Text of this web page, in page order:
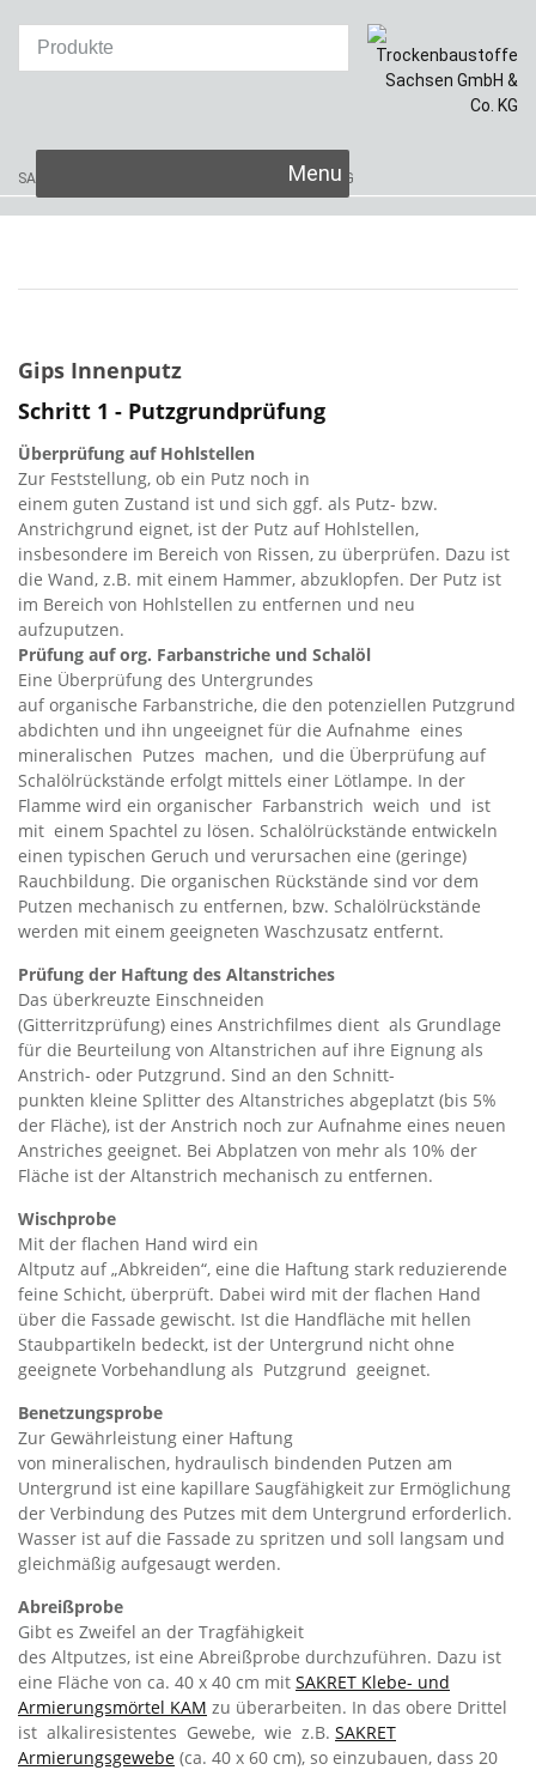
SAKRET Trockenbaustoffe Sachsen GmbH & Co. KG
to
Gips Innenputz
Schritt 1 - Putzgrundprüfung
Überprüfung auf Hohlstellen
Zur Feststellung, ob ein Putz noch in
einem guten Zustand ist und sich ggf. als Putz- bzw.
Anstrichgrund eignet, ist der Putz auf Hohlstellen,
insbesondere im Bereich von Rissen, zu überprüfen. Dazu ist
die Wand, z.B. mit einem Hammer, abzuklopfen. Der Putz ist
im Bereich von Hohlstellen zu entfernen und neu
aufzuputzen.
Prüfung auf org. Farbanstriche und Schalöl
Eine Überprüfung des Untergrundes
auf organische Farbanstriche, die den potenziellen Putzgrund
abdichten und ihn ungeeignet für die Aufnahme eines
mineralischen Putzes machen, und die Überprüfung auf
Schalölrückstände erfolgt mittels einer Lötlampe. In der
Flamme wird ein organischer Farbanstrich weich und ist
mit einem Spachtel zu lösen. Schalölrückstände entwickeln
einen typischen Geruch und verursachen eine (geringe)
Rauchbildung. Die organischen Rückstände sind vor dem
Putzen mechanisch zu entfernen, bzw. Schalölrückstände
werden mit einem geeigneten Waschzusatz entfernt.
Prüfung der Haftung des Altanstriches
Das überkreuzte Einschneiden
(Gitterritzprüfung) eines Anstrichfilmes dient als Grundlage
für die Beurteilung von Altanstrichen auf ihre Eignung als
Anstrich- oder Putzgrund. Sind an den Schnitt-
punkten kleine Splitter des Altanstriches abgeplatzt (bis 5%
der Fläche), ist der Anstrich noch zur Aufnahme eines neuen
Anstriches geeignet. Bei Abplatzen von mehr als 10% der
Fläche ist der Altanstrich mechanisch zu entfernen.
Wischprobe
Mit der flachen Hand wird ein
Altputz auf „Abkreiden“, eine die Haftung stark reduzierende
feine Schicht, überprüft. Dabei wird mit der flachen Hand
über die Fassade gewischt. Ist die Handfläche mit hellen
Staubpartikeln bedeckt, ist der Untergrund nicht ohne
geeignete Vorbehandlung als Putzgrund geeignet.
Benetzungsprobe
Zur Gewährleistung einer Haftung
von mineralischen, hydraulisch bindenden Putzen am
Untergrund ist eine kapillare Saugfähigkeit zur Ermöglichung
der Verbindung des Putzes mit dem Untergrund erforderlich.
Wasser ist auf die Fassade zu spritzen und soll langsam und
gleichmäßig aufgesaugt werden.
Abreißprobe
Gibt es Zweifel an der Tragfähigkeit
des Altputzes, ist eine Abreißprobe durchzuführen. Dazu ist
eine Fläche von ca. 40 x 40 cm mit SAKRET Klebe- und
Armierungsmörtel KAM zu überarbeiten. In das obere Drittel
ist alkaliresistentes Gewebe, wie z.B. SAKRET
Armierungsgewebe (ca. 40 x 60 cm), so einzubauen, dass 20